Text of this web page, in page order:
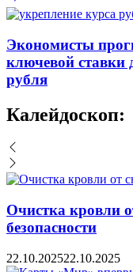
Экономисты
ключевой ставки
рубля
Калейдоскоп:
Очистка кровли
безопасности
22.10.202522.10.2025